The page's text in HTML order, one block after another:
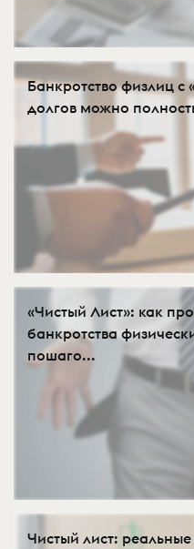
Банкротство физлиц с
долгов можно
«Чистый Лист»: как
банкротства
пошаго...
Чистый лист: